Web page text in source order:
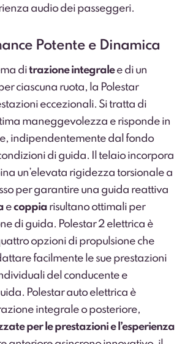
audio dei passeggeri.
Potente e Dinamica
ditrazione integralee di un
ciascuna ruota, la Polestar
eccezionali. Si tratta di
maneggevolezza e risponde in
indipendentemente dal fondo
di guida. Il telaio incorpora
un’elevata rigidezza torsionale a
per garantire una guida reattiva
ecoppia risultano ottimali per
di guida. Polestar 2 elettrica è
opzioni di propulsione che
facilmente le sue prestazioni
del conducente e
Polestar auto elettrica è
integrale o posteriore,
per le prestazioni e l’esperienza